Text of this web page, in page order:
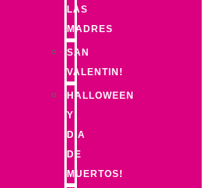
LAS
MADRES
SAN
VALENTIN!
HALLOWEEN
Y
DIA
DE
MUERTOS!